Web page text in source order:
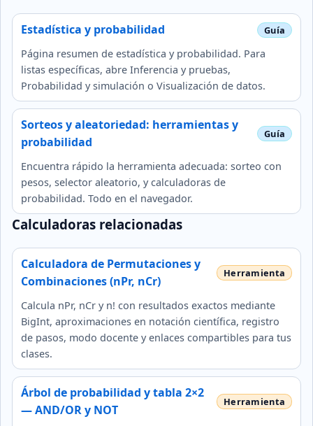
Estadística y probabilidad
Página resumen de estadística y probabilidad. Para
listas específicas, abre Inferencia y pruebas,
Probabilidad y simulación o Visualización de datos.
Sorteos y aleatoriedad: herramientas y
probabilidad
Encuentra rápido la herramienta adecuada: sorteo con
pesos, selector aleatorio, y calculadoras de
probabilidad. Todo en el navegador.
Calculadoras relacionadas
Calculadora de Permutaciones y
Combinaciones (nPr, nCr)
Calcula nPr, nCr y n! con resultados exactos mediante
BigInt, aproximaciones en notación científica, registro
de pasos, modo docente y enlaces compartibles para tus
clases.
Árbol de probabilidad y tabla 2×2
— AND/OR y NOT